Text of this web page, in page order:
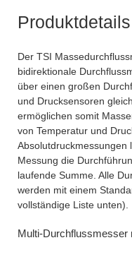
Produktdetails
Der TSI
bidirektionale
über einen großen
und Drucksensoren
ermöglichen somit
von Temperatur und
Absolutdruckmessungen
Messung die
laufende Summe. Alle
werden mit einem
vollständige Liste unten).
Multi-Durchflussmesser